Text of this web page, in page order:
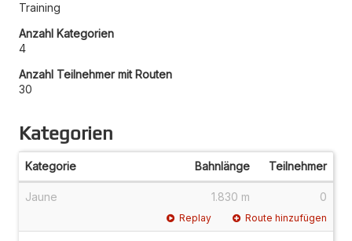
Training
Anzahl Kategorien
4
Anzahl Teilnehmer mit Routen
30
Kategorien
Kategorie Bahnlänge Teilnehmer
Jaune 1.830 m 0
Replay Route hinzufügen